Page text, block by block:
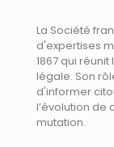
La Société
d'expertises
1867 qui
légale. Son
d'informer
l’évolution de
mutation.